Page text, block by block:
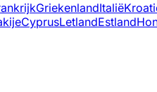
GriekenlandItalië
CyprusLetlandEstland